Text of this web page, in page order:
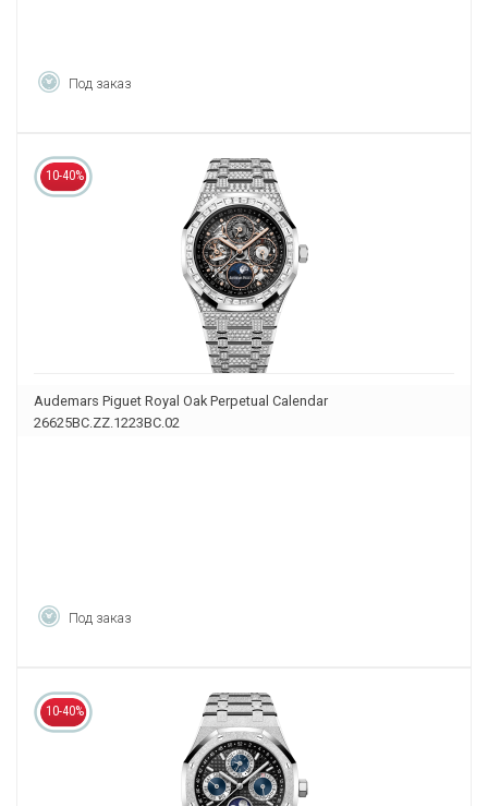
Под заказ
10-40%
Audemars Piguet Royal Oak Perpetual Calendar
26625BC.ZZ.1223BC.02
Под заказ
10-40%